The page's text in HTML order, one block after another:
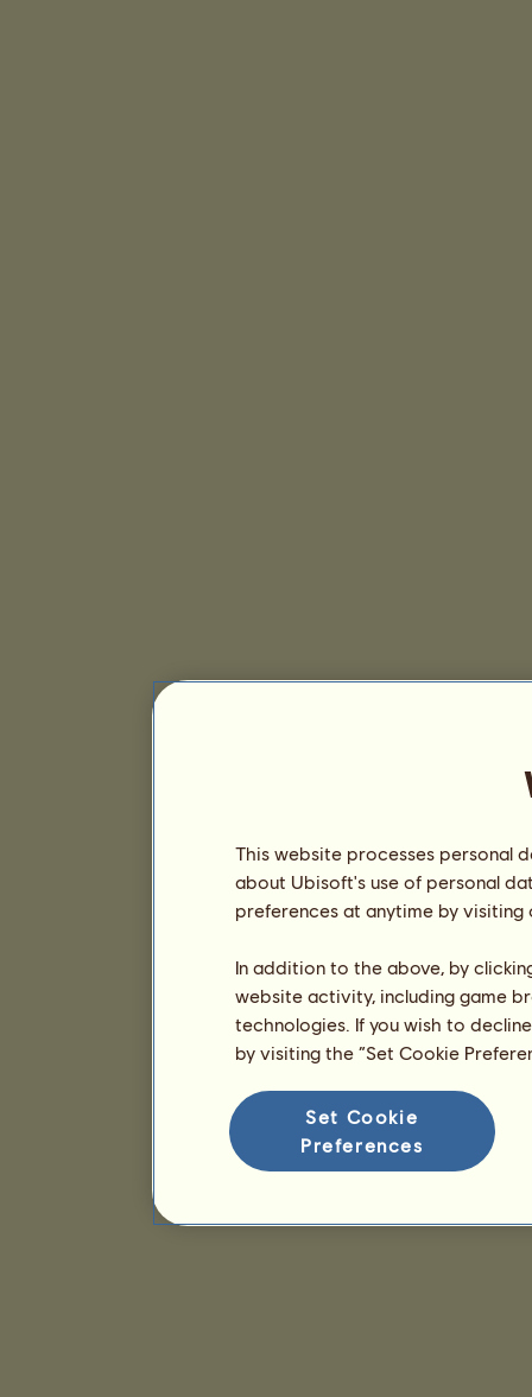
This website processes personal
about Ubisoft's use of personal
preferences at anytime by
In addition to the above, by
website activity, including game
technologies. If you wish to
by visiting the “Set Cookie
Set Cookie
Preferences